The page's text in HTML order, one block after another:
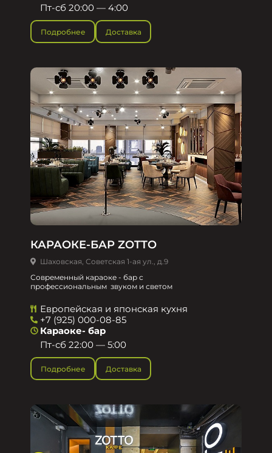
Пт-сб 20:00 — 4:00
Подробнее Доставка
КАРАОКЕ-БАР ZOTTO
Шаховская, Советская 1-ая ул., д.9
Современный караоке - бар с
профессиональным звуком и светом
Европейская и японская кухня
+7 (925) 000-08-85
Караоке- бар
Пт-сб 22:00 — 5:00
Подробнее Доставка